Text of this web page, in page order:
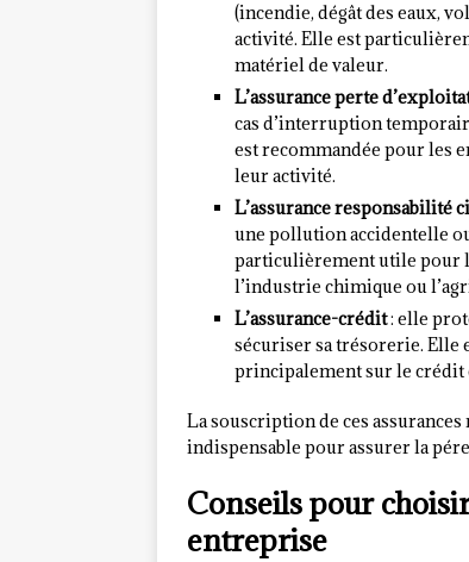
(incendie, dégât des eaux,
activité. Elle est
matériel de valeur.
L’assurance perte
cas d’interruption
est recommandée pour les
leur activité.
L’assurance responsabilité
une pollution accidentelle
particulièrement utile pour
l’industrie chimique ou
L’assurance-crédit: elle
sécuriser sa trésorerie. Elle
principalement sur le crédit
La souscription de ces assurances
indispensable pour assurer la
Conseils pour
entreprise